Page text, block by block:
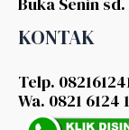
KONTAK
Telp.
Wa. 0821 6124